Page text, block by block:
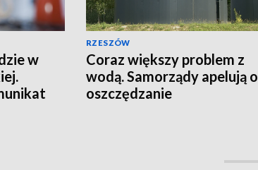
w
RZESZÓW
Coraz większy problem z
wodą. Samorządy apelują o
oszczędzanie